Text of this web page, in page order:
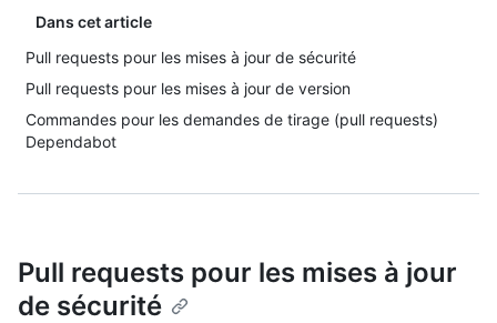
Dans cet article
Pull requests pour les mises à jour de sécurité
Pull requests pour les mises à jour de version
Commandes pour les demandes de tirage (pull requests)
Dependabot
Pull requests pour les mises à jour
de sécurité